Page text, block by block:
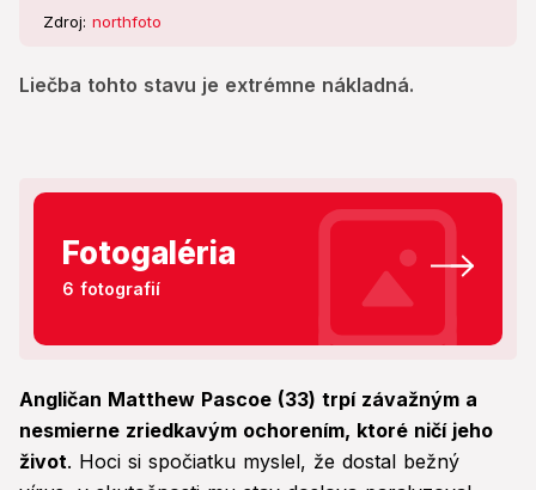
Zdroj: northfoto
Liečba tohto stavu je extrémne nákladná.
Fotogaléria
6 fotografií
Angličan Matthew Pascoe (33) trpí závažným a
nesmierne zriedkavým ochorením, ktoré ničí jeho
život. Hoci si spočiatku myslel, že dostal bežný